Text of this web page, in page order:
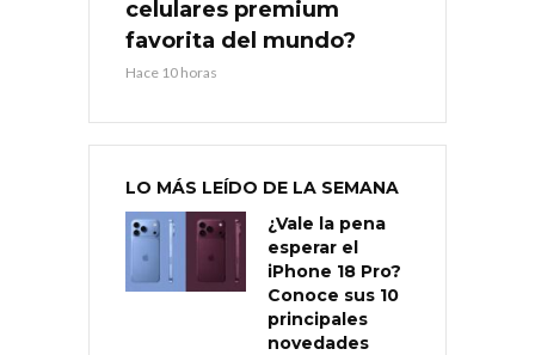
celulares premium
favorita del mundo?
Hace 10 horas
LO MÁS LEÍDO DE LA SEMANA
¿Vale la pena
esperar el
iPhone 18 Pro?
Conoce sus 10
principales
novedades